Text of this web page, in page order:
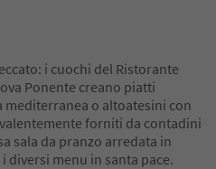
i cuochi del Ristorante
Ponente creano piatti
o altoatesini con
forniti da contadini
sala da pranzo arredata in
diversi menu in santa pace.